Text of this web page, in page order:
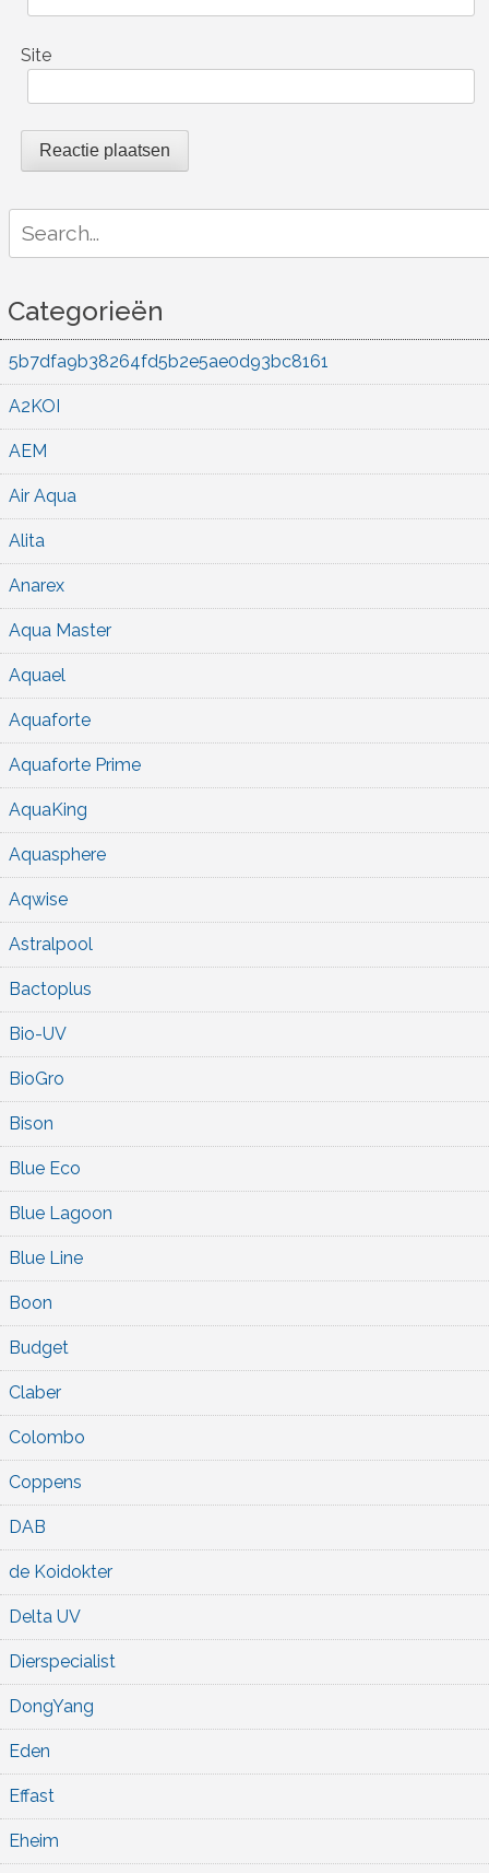
Site
for:
Categorieën
5b7dfa9b38264fd5b2e5ae0d93bc8161
A2KOI
AEM
Air Aqua
Alita
Anarex
Aqua Master
Aquael
Aquaforte
Aquaforte Prime
AquaKing
Aquasphere
Aqwise
Astralpool
Bactoplus
Bio-UV
BioGro
Bison
Blue Eco
Blue Lagoon
Blue Line
Boon
Budget
Claber
Colombo
Coppens
DAB
de Koidokter
Delta UV
Dierspecialist
DongYang
Eden
Effast
Eheim